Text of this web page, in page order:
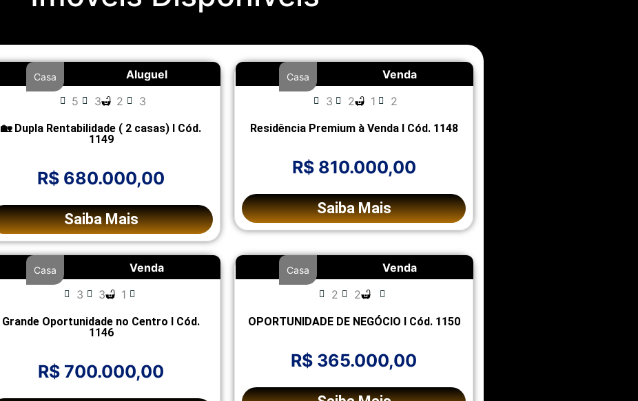
Aluguel
Casa
5 3 2 3
🏡 Dupla Rentabilidade ( 2 casas) l Cód.
1149
R$ 680.000,00
Saiba Mais
Venda
Casa
3 2 1 2
Residência Premium à Venda l Cód. 1148
R$ 810.000,00
Saiba Mais
Venda
Casa
3 3 1
Grande Oportunidade no Centro l Cód.
1146
R$ 700.000,00
Venda
Casa
2 2
OPORTUNIDADE DE NEGÓCIO l Cód. 1150
R$ 365.000,00